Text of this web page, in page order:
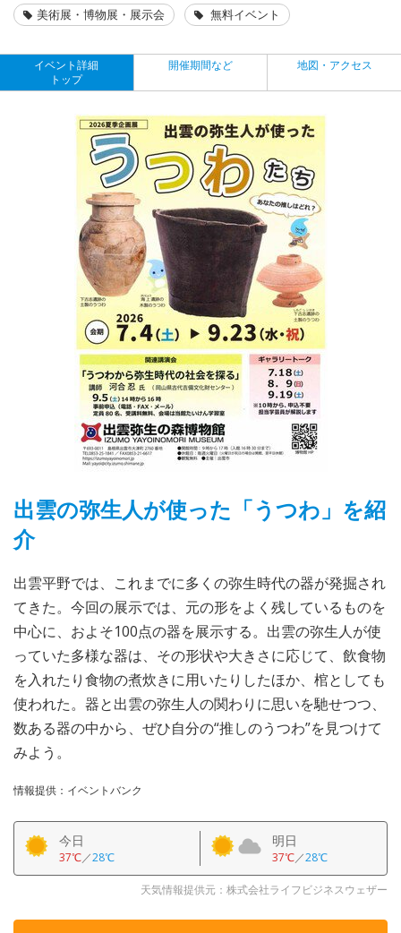
美術展・博物展・展示会 無料イベント
イベント詳細
トップ
開催期間など 地図・アクセス
出雲の弥生人が使った「うつわ」を紹
介
出雲平野では、これまでに多くの弥生時代の器が発掘され
てきた。今回の展示では、元の形をよく残しているものを
中心に、およそ100点の器を展示する。出雲の弥生人が使
っていた多様な器は、その形状や大きさに応じて、飲食物
を入れたり食物の煮炊きに用いたりしたほか、棺としても
使われた。器と出雲の弥生人の関わりに思いを馳せつつ、
数ある器の中から、ぜひ自分の“推しのうつわ”を見つけて
みよう。
情報提供：イベントバンク
今日
37℃／28℃
明日
37℃／28℃
天気情報提供元：株式会社ライフビジネスウェザー